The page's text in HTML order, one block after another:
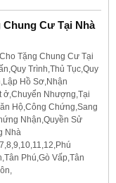
Cư Tại Nhà
Tặng Chung Cư Tại
Trình,Thủ Tục,Quy
Hồ Sơ,Nhận
ở,Chuyển Nhượng,Tại
Hộ,Công Chứng,Sang
Nhận,Quyền Sử
Nhà
Phú,Gò Vấp,Tân